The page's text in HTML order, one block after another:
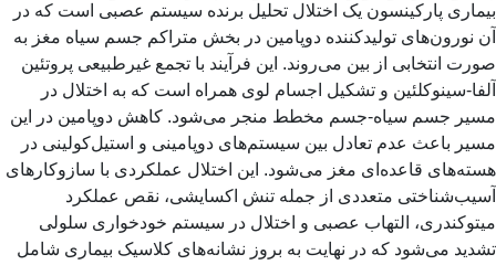
پارکینسون یک اختلال تحلیل برنده سیستم عصبی است که در
نورون‌های تولیدکننده دوپامین در بخش متراکم جسم سیاه مغز به
انتخابی از بین می‌روند. این فرآیند با تجمع غیرطبیعی پروتئین
سینوکلئین و تشکیل اجسام لوی همراه است که به اختلال در
جسم سیاه-جسم مخطط منجر می‌شود. کاهش دوپامین در این
باعث عدم تعادل بین سیستم‌های دوپامینی و استیل‌کولینی در
قاعده‌ای مغز می‌شود. این اختلال عملکردی با سازوکارهای
متعددی از جمله تنش اکسایشی، نقص عملکرد
التهاب عصبی و اختلال در سیستم خودخواری سلولی
می‌شود که در نهایت به بروز نشانه‌های کلاسیک بیماری شامل